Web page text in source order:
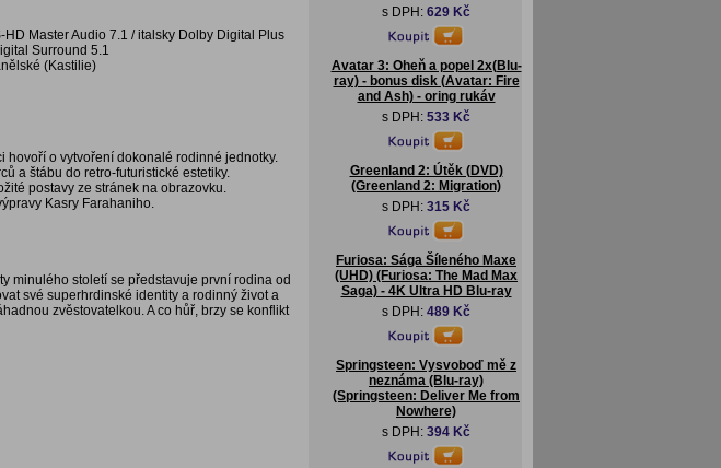
Master Audio 7.1 / italsky Dolby Digital Plus
Surround 5.1
(Kastilie)
hovoří o vytvoření dokonalé rodinné jednotky.
a štábu do retro-futuristické estetiky.
postavy ze stránek na obrazovku.
Kasry Farahaniho.
minulého století se představuje první rodina od
své superhrdinské identity a rodinný život a
zvěstovatelkou. A co hůř, brzy se konflikt
s DPH: 629 Kč
Avatar 3: Oheň a popel 2x(Blu-
ray) - bonus disk (Avatar: Fire
and Ash) - oring rukáv
s DPH: 533 Kč
Greenland 2: Útěk (DVD)
(Greenland 2: Migration)
s DPH: 315 Kč
Furiosa: Sága Šíleného Maxe
(UHD) (Furiosa: The Mad Max
Saga) - 4K Ultra HD Blu-ray
s DPH: 489 Kč
Springsteen: Vysvoboď mě z
neznáma (Blu-ray)
(Springsteen: Deliver Me from
Nowhere)
s DPH: 394 Kč